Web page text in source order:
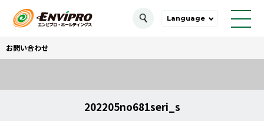
Language
お問い合わせ
202205no681seri_s